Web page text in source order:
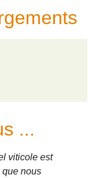
...
viticole est
que nous